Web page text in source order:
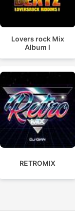
Lovers rock Mix
Album I
RETROMIX